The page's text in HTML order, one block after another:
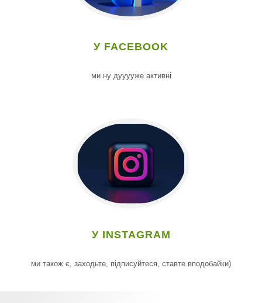
У FACEBOOK
ми ну дууууже активні
У INSTAGRAM
ми також є, заходьте, підписуйтеся, ставте вподобайки)